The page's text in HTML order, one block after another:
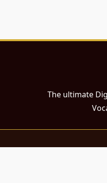
The ultimate